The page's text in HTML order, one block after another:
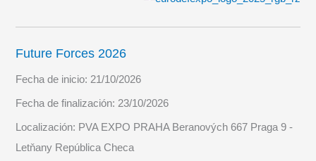
Future Forces 2026
Fecha de inicio: 21/10/2026
Fecha de finalización: 23/10/2026
Localización: PVA EXPO PRAHA Beranových 667 Praga 9 -
Letňany República Checa